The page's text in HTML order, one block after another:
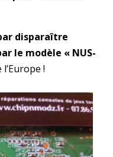
disparaître
le modèle « NUS-
!